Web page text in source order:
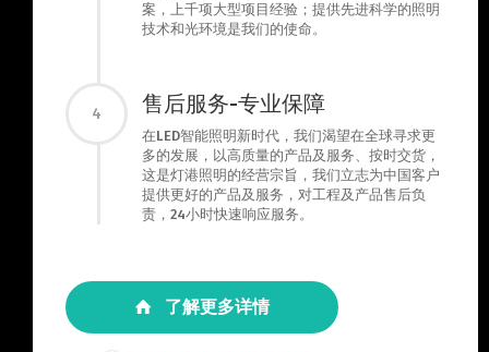
案，上千项大型项目经验；提供先进科学的照明
技术和光环境是我们的使命。
4 售后服务-专业保障
在LED智能照明新时代，我们渴望在全球寻求更
多的发展，以高质量的产品及服务、按时交货，
这是灯港照明的经营宗旨，我们立志为中国客户
提供更好的产品及服务，对工程及产品售后负
责，24小时快速响应服务。
了解更多详情